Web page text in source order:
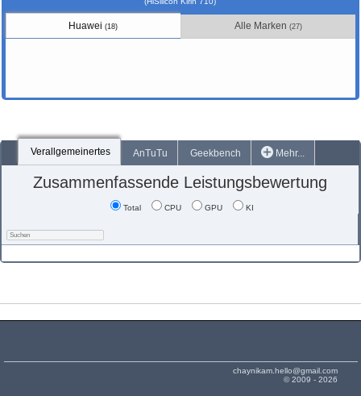
Huawei(18) Alle Marken (27)
Verallgemeinertes AnTuTu Geekbench Mehr...
Zusammenfassende Leistungsbewertung
Total CPU GPU KI
chaynikam.hello@gmail.com
© 2009 - 2026